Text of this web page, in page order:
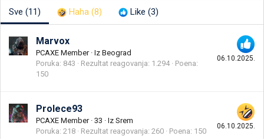
Sve (11) Haha (8) Like (3)
06.10.2025.
Marvox
PCAXE Member · Iz Beograd
Poruka 843 Rezultat reagovanja 1.294
Poena
150
06.10.2025.
Prolece93
PCAXE Member · 33 · Iz Srem
Poruka 218 Rezultat reagovanja 260 Poena 150